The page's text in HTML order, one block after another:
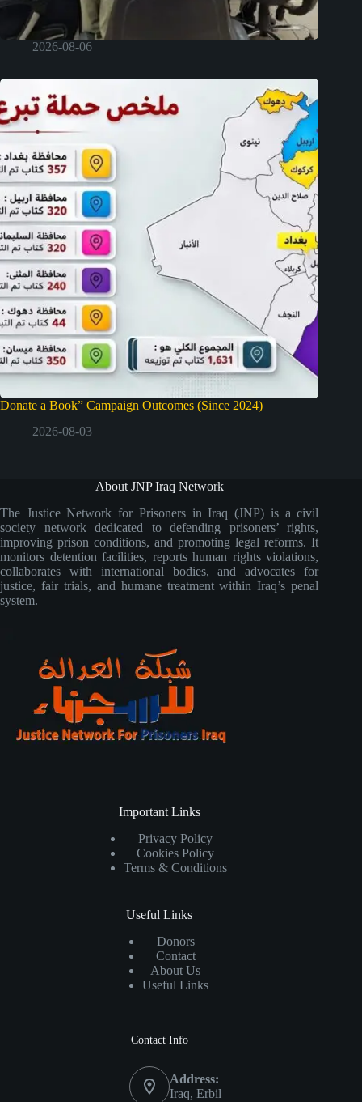
2026-08-06
Donate a Book” Campaign Outcomes (Since 2024)
2026-08-03
About JNP Iraq Network
The Justice Network for Prisoners in Iraq (JNP) is a civil
society network dedicated to defending prisoners’ rights,
improving prison conditions, and promoting legal reforms. It
monitors detention facilities, reports human rights violations,
collaborates with international bodies, and advocates for
justice, fair trials, and humane treatment within Iraq’s penal
system.
Important Links
Privacy Policy
Cookies Policy
Terms & Conditions
Useful Links
Donors
Contact
About Us
Useful Links
Contact Info
Address:
Iraq, Erbil